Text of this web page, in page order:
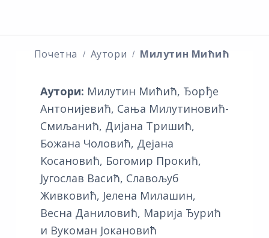
Почетна Аутори Милутин Мићић
Аутори: Милутин Мићић, Ђорђе
Антонијевић, Сања Милутиновић-
Смиљанић, Дијана Тришић,
Божана Чоловић, Дејана
Kосановић, Богомир Прокић,
Југослав Васић, Славољуб
Живковић, Јелена Милашин,
Весна Даниловић, Марија Ђурић
и Вукоман Јокановић